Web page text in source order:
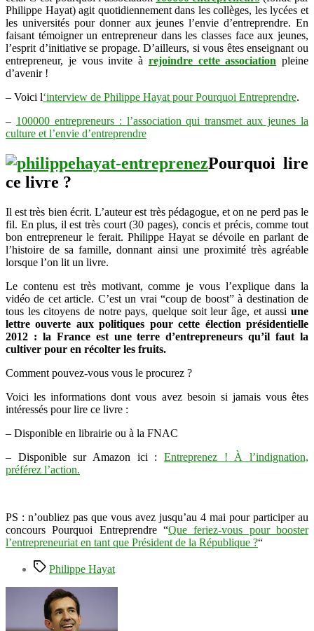
Philippe Hayat) agit quotidiennement dans les collèges, les lycées et
les universités pour donner aux jeunes l’envie d’entreprendre. En
faisant témoigner un entrepreneur dans les classes face aux jeunes,
l’esprit d’initiative se propage. D’ailleurs, si vous êtes enseignant ou
entrepreneur, je vous invite à rejoindre cette association pleine
d’avenir !
– Voici l‘interview de Philippe Hayat pour Pourquoi Entreprendre.
– 100000 entrepreneurs : l’association qui transmet aux jeunes la
culture et l’envie d’entreprendre
Pourquoi lire
ce livre ?
Il est très bien écrit. L’auteur est très pédagogue, et on ne perd pas le
fil. En plus, il est très court (30 pages), concis et précis, comme tout
bon entrepreneur le ferait. Philippe Hayat se dévoile en parlant de
l’histoire de sa famille, donnant ainsi une proximité très agréable
lorsque l’on lit un livre.
Le contenu est très motivant, comme je vous l’explique dans la
vidéo de cet article. C’est un vrai “coup de boost” à destination de
tous les citoyens de notre pays, quelque soit leur âge, et aussi une
lettre ouverte aux politiques pour cette élection présidentielle
2012 : la France est une terre d’entrepreneurs qu’il faut la
cultiver pour en récolter les fruits.
Comment pouvez-vous vous le procurez ?
Voici les informations dont vous avez besoin si jamais vous êtes
intéressés pour lire ce livre :
– Disponible en librairie ou à la FNAC
– Disponible sur Amazon ici : Entreprenez ! À l’indignation,
préférez l’action.
PS : n’oubliez pas que vous avez jusqu’au 4 mai pour participer au
concours Pourquoi Entreprendre “Que feriez-vous pour booster
l’entrepreneuriat en tant que Président de la République ?“
Étiquettes
Philippe Hayat